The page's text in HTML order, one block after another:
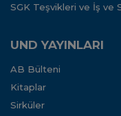
SGK Teşvikleri ve İş ve
UND YAYINLARI
AB Bülteni
Kitaplar
Sirküler